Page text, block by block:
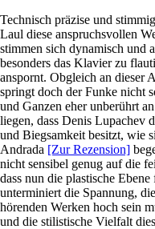
Technisch präzise und
Laul diese anspruchsvollen
stimmen sich dynamisch und
besonders das Klavier zu
anspornt. Obgleich an dieser
springt doch der Funke nicht
und Ganzen eher unberührt
liegen, dass Denis Lupachev
und Biegsamkeit besitzt, wie
Andrada [Zur Rezension]
nicht sensibel genug auf die
dass nun die plastische
unterminiert die Spannung,
hörenden Werken hoch sein
und die stilistische Vielfalt